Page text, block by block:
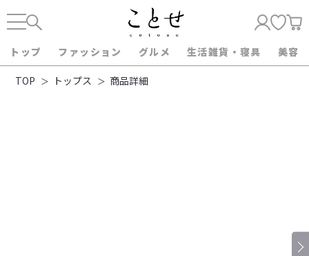
トップ ファッション グルメ 生活雑貨・寝具 美容
TOP トップス 商品詳細